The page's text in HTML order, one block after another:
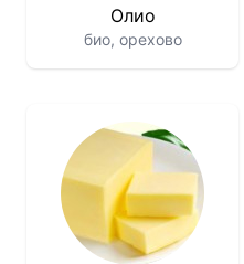
Олио
био, орехово